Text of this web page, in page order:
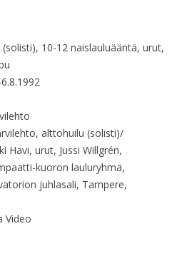
10-12 naislauluääntä, urut,
alttohuilu (solisti)/
Havi, urut, Jussi Willgrén,
kuoron lauluryhmä,
juhlasali, Tampere,
Video